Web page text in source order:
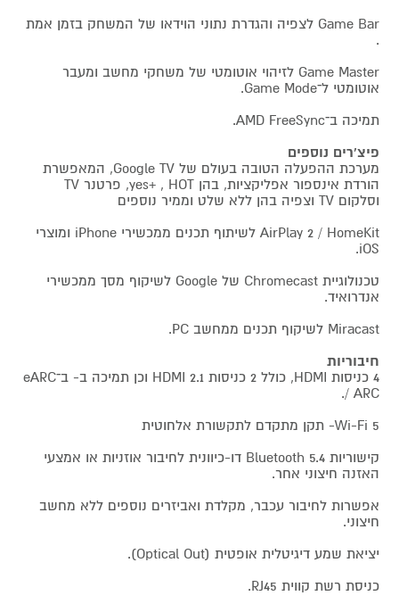
Game Bar לצפיה והגדרת נתוני הוידאו של המשחק בזמן אמת
.
Game Master לזיהוי אוטומטי של משחקי מחשב ומעבר
אוטומטי ל־Game Mode.
תמיכה ב־AMD FreeSync.
פיצ'רים נוספים
מערכת ההפעלה הטובה בעולם של Google TV, המאפשרת
הורדת אינספור אפליקציות, בהן yes+ , HOT, פרטנר TV
וסלקום TV וצפיה בהן ללא שלט וממיר נוספים
AirPlay 2 / HomeKit לשיתוף תכנים ממכשירי iPhone ומוצרי
iOS.
טכנולוגיית Chromecast של Google לשיקוף מסך ממכשירי
אנדרואיד.
Miracast לשיקוף תכנים ממחשב PC.
חיבוריות
4 כניסות HDMI, כולל 2 כניסות HDMI 2.1 וכן תמיכה ב- ב־eARC
/ ARC.
Wi-Fi 5- תקן מתקדם לתקשורת אלחוטית
קישוריות Bluetooth 5.4 דו-כיוונית לחיבור אוזניות או אמצעי
האזנה חיצוני אחר.
אפשרות לחיבור עכבר, מקלדת ואביזרים נוספים ללא מחשב
חיצוני.
יציאת שמע דיגיטלית אופטית (Optical Out).
כניסת רשת קווית RJ45.